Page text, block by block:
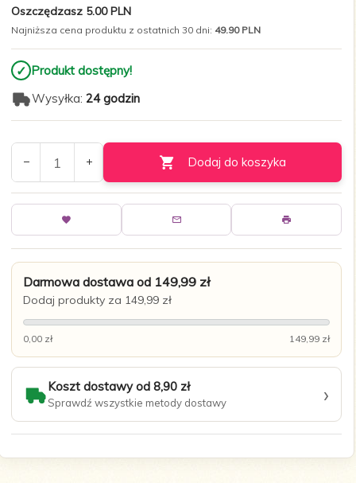
Oszczędzasz 5.00 PLN
Najniższa cena produktu z ostatnich 30 dni: 49.90 PLN
✓ Produkt dostępny!
Wysyłka: 24 godzin
Dodaj do koszyka
Darmowa dostawa od 149,99 zł
Dodaj produkty za 149,99 zł
0,00 zł 149,99 zł
Koszt dostawy od 8,90 zł
Sprawdź wszystkie metody dostawy ›